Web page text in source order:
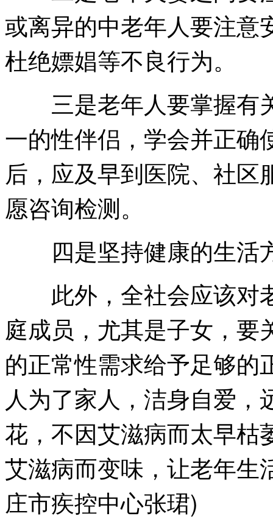
或离异的中老年人要注意
杜绝嫖娼等不良行为。
三是老年人要掌握有
一的性伴侣，学会并正确
后，应及早到医院、社
愿咨询检测。
四是坚持健康的生活
此外，全社会应该对
庭成员，尤其是子女，
的正常性需求给予足够的
人为了家人，洁身自爱
花，不因艾滋病而太早枯
艾滋病而变味，让老年生
庄市疾控中心张珺)